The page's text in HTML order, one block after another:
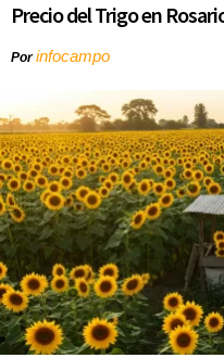
Precio del Trigo en
Porinfocampo